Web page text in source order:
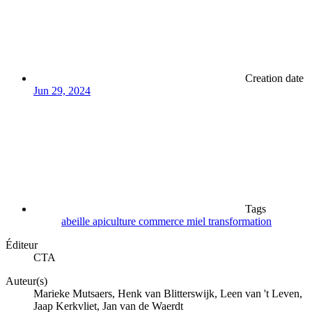
Creation date
Jun 29, 2024
Tags
abeille apiculture commerce miel transformation
Éditeur
CTA
Auteur(s)
Marieke Mutsaers, Henk van Blitterswijk, Leen van 't Leven,
Jaap Kerkvliet, Jan van de Waerdt